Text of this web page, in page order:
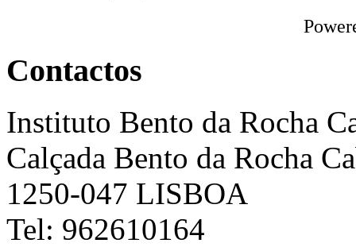
Contactos
Instituto Bento da Rocha
Calçada Bento da Rocha
1250-047 LISBOA
Tel: 962610164